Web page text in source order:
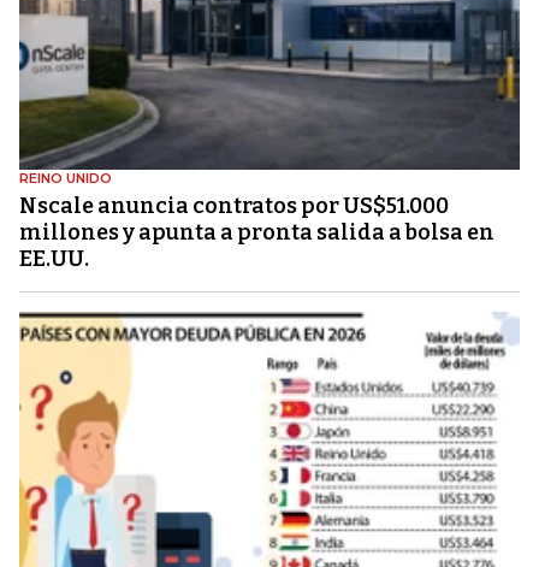
REINO UNIDO
Nscale anuncia contratos por US$51.000
millones y apunta a pronta salida a bolsa en
EE.UU.